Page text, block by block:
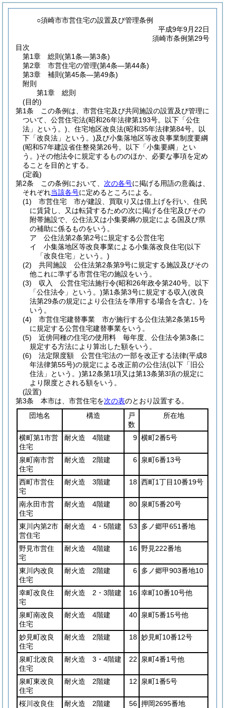
○須崎市市営住宅の設置及び管理条例
平成9年9月22日
須崎市条例第29号
目次
第1章
総則 (第1条―第3条)
第2章
市営住宅の管理(第4条―第44条)
第3章
補則 (第45条―第49条)
附則
第1章
総則
(目的)
第1条
この条例は、市営住宅及び共同施設の設置及び管理に
ついて、公営住宅法(昭和26年法律第193号。以下「公住
法」という。) 、住宅地区改良法(昭和35年法律第84号。以
下「改良法」という。)及び小集落地区等改良事業制度要綱
(昭和57年建設省住整発第26号。以下「小集要綱」とい
う。)その他法令に規定するもののほか、必要な事項を定め
ることを目的とする。
(定義)
第2条
この条例において、 次の各号に掲げる用語の意義は、
それぞれ当該各号に定めるところによる。
(1)
市営住宅 市が建設、買取り又は借上げを行い、住民
に賃貸し、又は転貸するための次に掲げる住宅及びその
附帯施設で、公住法又は小集要綱の規定による国及び県
の補助に係るものをいう。
ア
公住法第2条第2号に規定する公営住宅
イ
小集落地区等改良事業による小集落改良住宅(以下
「改良住宅」という。)
(2)
共同施設 公住法第2条第9号に規定する施設及びその
他これに準ずる市営住宅の施設をいう。
(3)
収入 公営住宅法施行令(昭和26年政令第240号。以下
「公住法令」という。)第1条第3号に規定する収入(改良
法第29条の規定により公住法を準用する場合を含む。)を
いう。
(4)
市営住宅建替事業 市が施行する公住法第2条第15号
に規定する公営住宅建替事業をいう。
(5)
近傍同種の住宅の使用料 毎年度、公住法令第3条に
規定する方法により算出した額をいう。
(6)
法定限度額 公営住宅法の一部を改正する法律(平成8
年法律第55号)の規定による改正前の公住法(以下「旧公
住法」という。)第12条第1項又は第13条第3項の規定に
より限度とされる額をいう。
(設置)
第3条
本市は、市営住宅を次の表のとおり設置する。
団地名
構造
戸
数
所在地
横町第1市営
住宅
耐火造 4階建 9 横町2番5号
泉町南市営
住宅
耐火造 2階建 6 泉町6番13号
西町市営住
宅
耐火造 3階建 18 西町1丁目10番19号
南永田市営
住宅
耐火造 4階建 80 泉町5番20号
東川内第2市
営住宅
耐火造 4・5階建 53 多ノ郷甲651番地
野見市営住
宅
耐火造 4階建 16 野見222番地
東川内改良
住宅
耐火造 2階建 6 多ノ郷甲903番地10
幸町改良住
宅
耐火造 2・3階建 16 幸町10番10号他
泉町南改良
住宅
耐火造 4階建 40 泉町5番15号他
妙見町改良
住宅
耐火造 2階建 18 妙見町10番12号
泉町北改良
住宅
耐火造 3・4階建 22 泉町4番1号他
泉町東改良
住宅
耐火造 2階建 12 泉町1番5号
桜川改良住
耐火造 2階建 56 押岡2695番地